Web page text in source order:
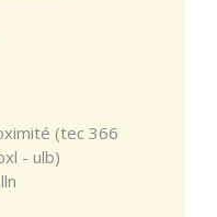
(tec 366
- ulb)